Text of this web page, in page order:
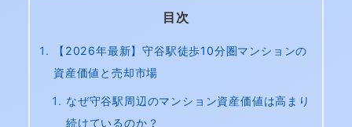
目次
【2026年最新】守谷駅徒歩10分圏マンションの
資産価値と売却市場
なぜ守谷駅周辺のマンション資産価値は高まり
続けているのか？